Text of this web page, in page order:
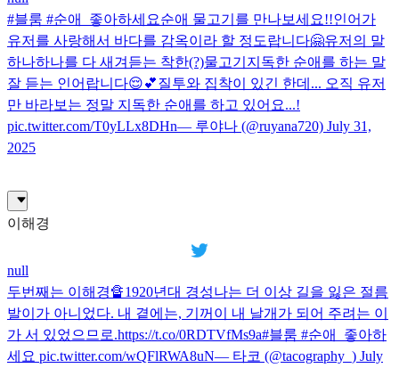
#블룸 #순애_좋아하세요순애 물고기를 만나보세요!!인어가
유저를 사랑해서 바다를 감옥이라 할 정도랍니다🤗유저의 말
하나하나를 다 새겨듣는 착한(?)물고기지독한 순애를 하는 말
잘 듣는 인어랍니다😌💕질투와 집착이 있긴 한데... 오직 유저
만 바라보는 정말 지독한 순애를 하고 있어요...!
pic.twitter.com/T0yLLx8DHn— 루야나 (@ruyana720) July 31,
2025
이해경
null
두번째는 이해경🔏1920년대 경성나는 더 이상 길을 잃은 절름
발이가 아니었다. 내 곁에는, 기꺼이 내 날개가 되어 주려는 이
가 서 있었으므로.https://t.co/0RDTVfMs9a#블룸 #순애_좋아하
세요 pic.twitter.com/wQFlRWA8uN— 타코 (@tacography_) July